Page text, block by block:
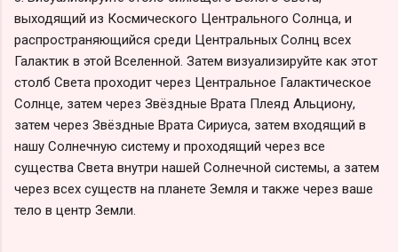
выходящий из Космического Центрального Солнца, и
распространяющийся среди Центральных Солнц всех
Галактик в этой Вселенной. Затем визуализируйте как этот
столб Света проходит через Центральное Галактическое
Солнце, затем через Звёздные Врата Плеяд Альциону,
затем через Звёздные Врата Сириуса, затем входящий в
нашу Солнечную систему и проходящий через все
существа Света внутри нашей Солнечной системы, а затем
через всех существ на планете Земля и также через ваше
тело в центр Земли.